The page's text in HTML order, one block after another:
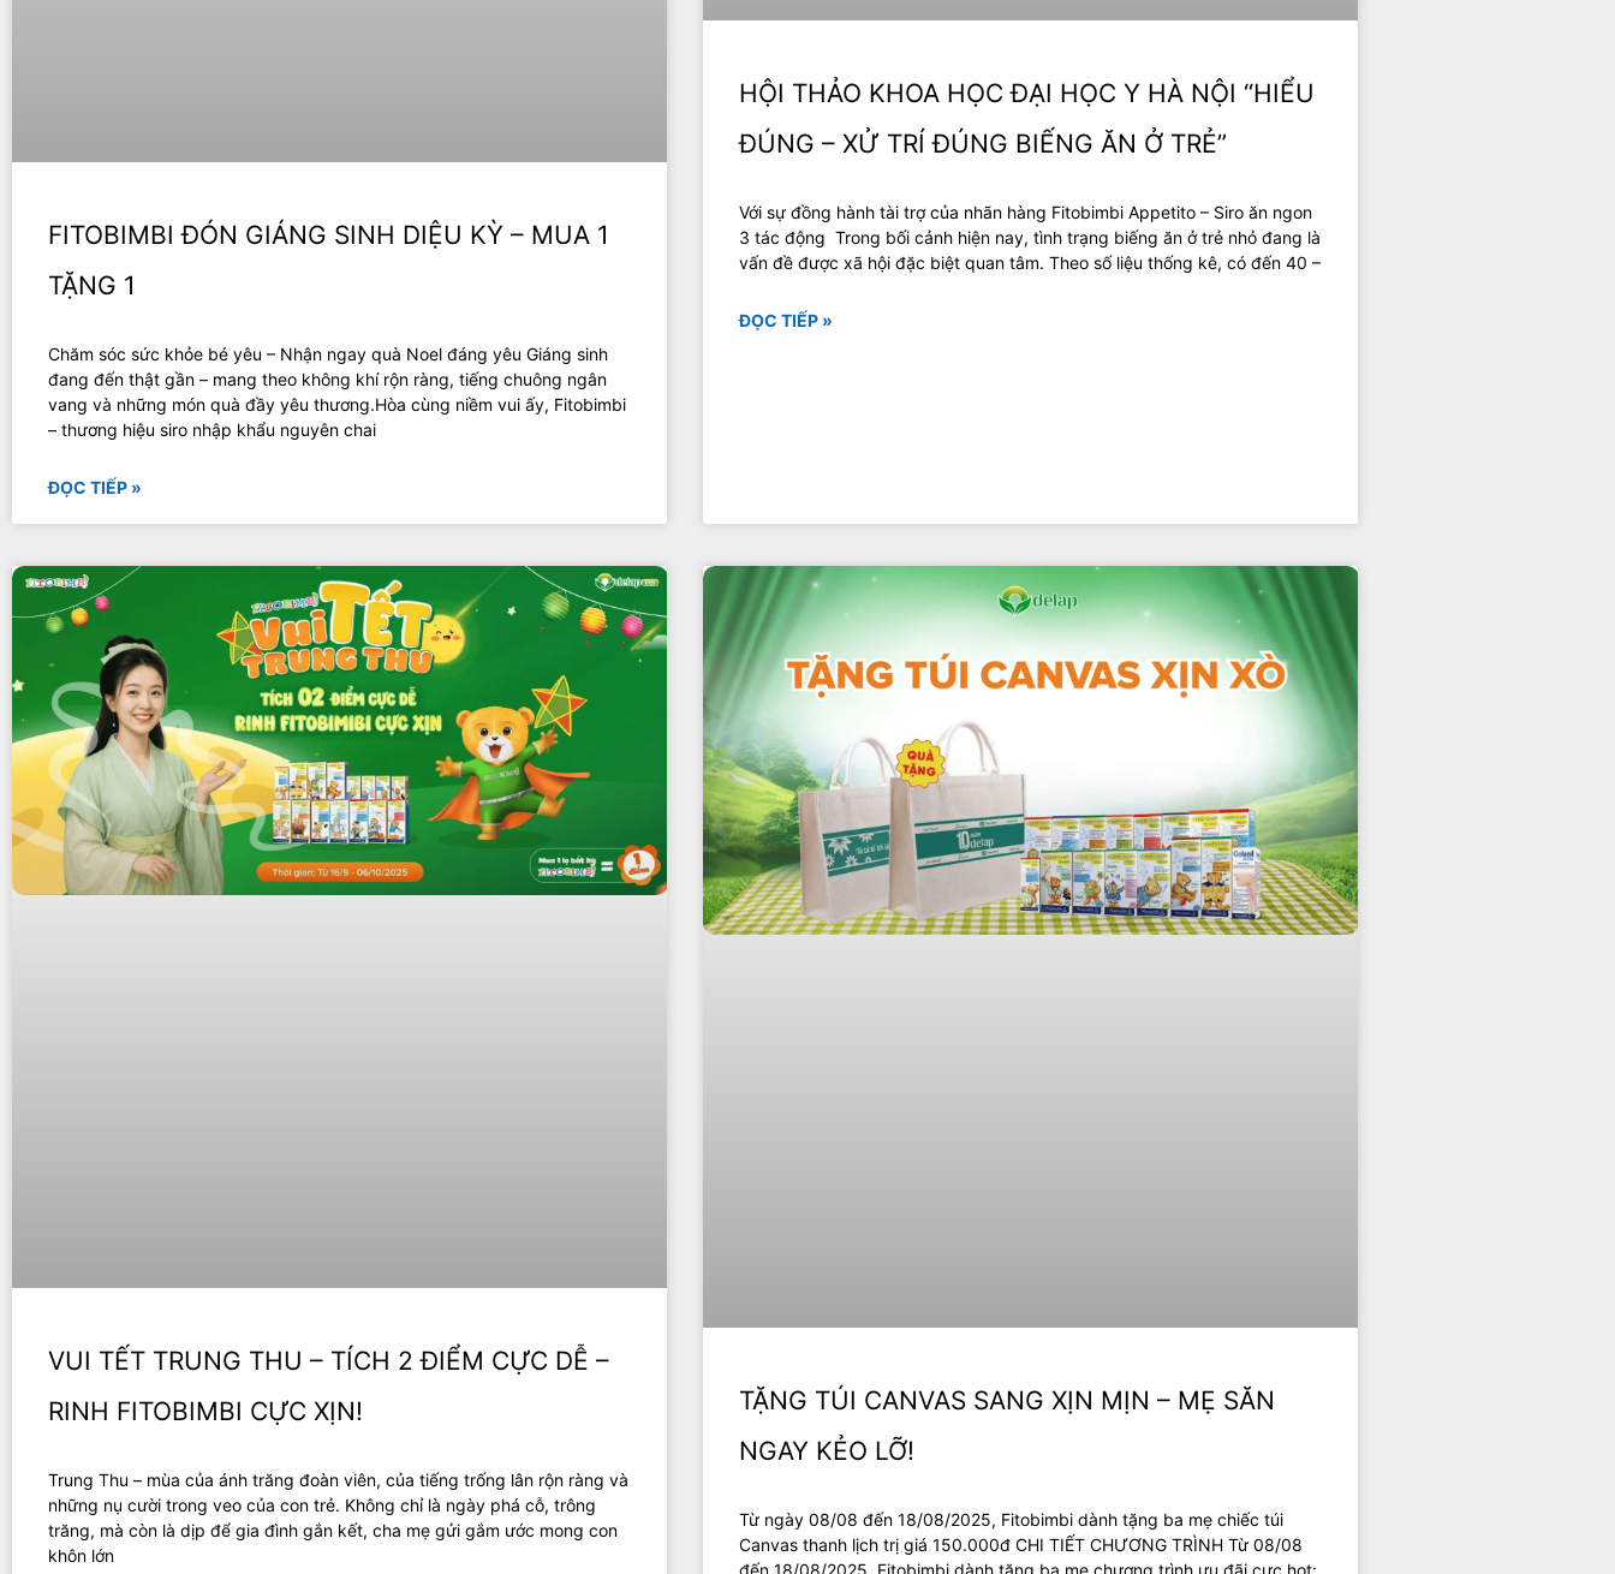
FITOBIMBI ĐÓN GIÁNG SINH DIỆU KỲ – MUA 1
TẶNG 1
Chăm sóc sức khỏe bé yêu – Nhận ngay quà Noel đáng yêu Giáng sinh
đang đến thật gần – mang theo không khí rộn ràng, tiếng chuông ngân
vang và những món quà đầy yêu thương.Hòa cùng niềm vui ấy, Fitobimbi
– thương hiệu siro nhập khẩu nguyên chai
ĐỌC TIẾP »
HỘI THẢO KHOA HỌC ĐẠI HỌC Y HÀ NỘI “HIỂU
ĐÚNG – XỬ TRÍ ĐÚNG BIẾNG ĂN Ở TRẺ”
Với sự đồng hành tài trợ của nhãn hàng Fitobimbi Appetito – Siro ăn ngon
3 tác động Trong bối cảnh hiện nay, tình trạng biếng ăn ở trẻ nhỏ đang là
vấn đề được xã hội đặc biệt quan tâm. Theo số liệu thống kê, có đến 40 –
ĐỌC TIẾP »
VUI TẾT TRUNG THU – TÍCH 2 ĐIỂM CỰC DỄ –
RINH FITOBIMBI CỰC XỊN!
Trung Thu – mùa của ánh trăng đoàn viên, của tiếng trống lân rộn ràng và
những nụ cười trong veo của con trẻ. Không chỉ là ngày phá cỗ, trông
trăng, mà còn là dịp để gia đình gắn kết, cha mẹ gửi gắm ước mong con
khôn lớn
TẶNG TÚI CANVAS SANG XỊN MỊN – MẸ SĂN
NGAY KẺO LỠ!
Từ ngày 08/08 đến 18/08/2025, Fitobimbi dành tặng ba mẹ chiếc túi
Canvas thanh lịch trị giá 150.000đ CHI TIẾT CHƯƠNG TRÌNH Từ 08/08